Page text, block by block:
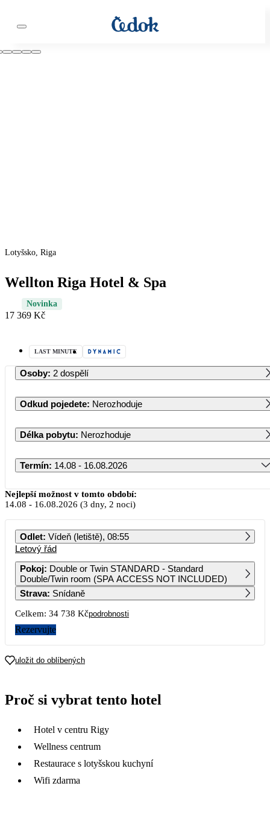
Lotyšsko, Riga
Wellton Riga Hotel & Spa
Novinka
17 369 Kč
LAST MINUTE
Osoby: 2 dospělí
Odkud pojedete: Nerozhoduje
Délka pobytu: Nerozhoduje
Termín: 14.08 - 16.08.2026
Srpen 2026
PO ÚT ST ČT PÁ SO NE
3 4 5 6 7 8 9
10 11 12
17
14 529
18
13 779
19 20 21 22 23
Nejlepší možnost v tomto období:
14.08 - 16.08.2026 (3 dny, 2 noci)
Odlet: Vídeň (letiště), 08:55
Letový řád
Pokoj: Double or Twin STANDARD - Standard
Double/Twin room (SPA ACCESS NOT INCLUDED)
Strava: Snídaně
Celkem: 34 738 Kčpodrobnosti
Rezervujte
uložit do oblíbených
Proč si vybrat tento hotel
Hotel v centru Rigy
Wellness centrum
Restaurace s lotyšskou kuchyní
Wifi zdarma